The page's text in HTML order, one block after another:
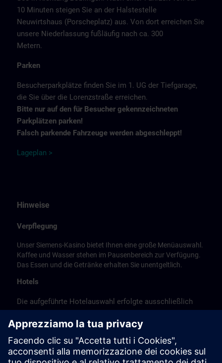
10 Minuten steigen Sie an der Halstestelle
Neuwirtshaus (Porscheplatz) aus. Von dort erreichen Sie
unsere Niederlassung fußläufig nach ca. 300
Metern.
Parken
Besucherparkplätze finden Sie im 1. UG der Tiefgarage,
die Sie über die Lorenzstraße erreichen.
Bitte nur auf den für Besucher gekennzeichneten
Parkplätzen parken!
Falsch parkende Fahrzeuge werden abgeschleppt!
Lagep lan >
Hinweise
Verpflegung
Unser Siemens-Kasino bietet Ihnen eine große Menüauswahl.
Kaffee und Wasser stehen im Pausenbereich zur Verfügung.
Das Essen und die Getränke erhalten Sie unentgeltlich.
Hotels
Die aufgeführte Hotelauswahl erfolgte ausschließlich
der günstigen Verkehrsanbindung zum
Veranstaltungsort.
Es handelt sich hierbei nicht um Siemens-
Vertragshotels, daher können wir für die Qualität der